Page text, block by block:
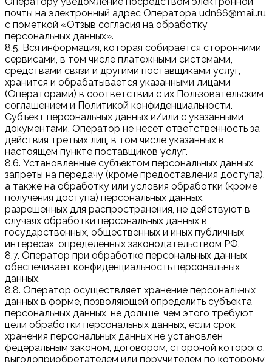
почты на электронный адрес Оператора udn66@mail.ru
с пометкой «Отзыв согласия на обработку
персональных данных».
8.5. Вся информация, которая собирается сторонними
сервисами, в том числе платежными системами,
средствами связи и другими поставщиками услуг,
хранится и обрабатывается указанными лицами
(Операторами) в соответствии с их Пользовательским
соглашением и Политикой конфиденциальности.
Субъект персональных данных и/или с указанными
документами. Оператор не несет ответственность за
действия третьих лиц, в том числе указанных в
настоящем пункте поставщиков услуг.
8.6. Установленные субъектом персональных данных
запреты на передачу (кроме предоставления доступа),
а также на обработку или условия обработки (кроме
получения доступа) персональных данных,
разрешенных для распространения, не действуют в
случаях обработки персональных данных в
государственных, общественных и иных публичных
интересах, определенных законодательством РФ.
8.7. Оператор при обработке персональных данных
обеспечивает конфиденциальность персональных
данных.
8.8. Оператор осуществляет хранение персональных
данных в форме, позволяющей определить субъекта
персональных данных, не дольше, чем этого требуют
цели обработки персональных данных, если срок
хранения персональных данных не установлен
федеральным законом, договором, стороной которого,
выгодоприобретателем или поручителем по которому